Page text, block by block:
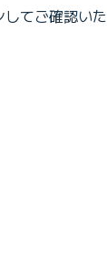
てご確認いた